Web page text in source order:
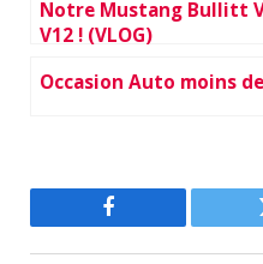
Notre Mustang Bullitt
V12 ! (VLOG)
Occasion Auto moins
Facebook